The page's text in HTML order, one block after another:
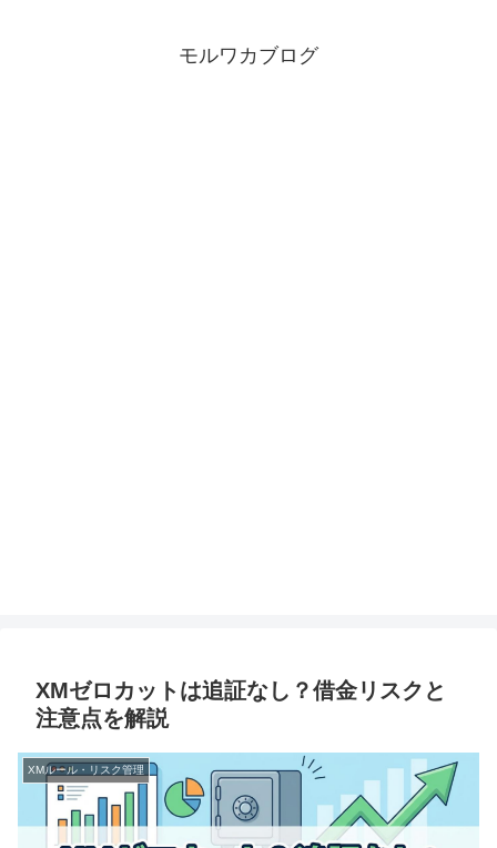
モルワカブログ
XMゼロカットは追証なし？借金リスクと
注意点を解説
XMルール・リスク管理